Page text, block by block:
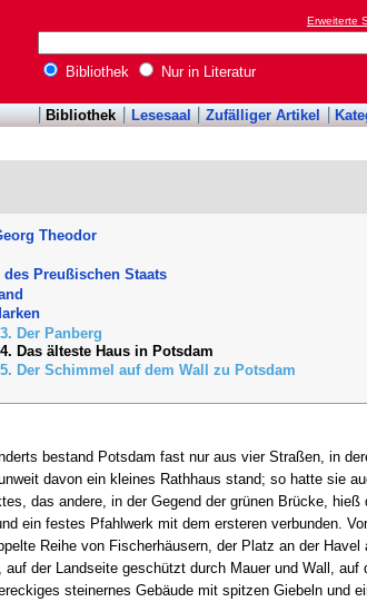
Erweiterte
Bibliothek Nur in Literatur
Bibliothek Lesesaal Zufälliger Artikel
Theodor
Preußischen Staats
Der Panberg
Das älteste Haus in Potsdam
Der Schimmel auf dem Wall zu Potsdam
bestand Potsdam fast nur aus vier Straßen, in
davon ein kleines Rathhaus stand; so hatte sie
das andere, in der Gegend der grünen Brücke,
ein festes Pfahlwerk mit dem ersteren verbunden.
Reihe von Fischerhäusern, der Platz an der
der Landseite geschützt durch Mauer und Wall,
steinernes Gebäude mit spitzen Giebeln und